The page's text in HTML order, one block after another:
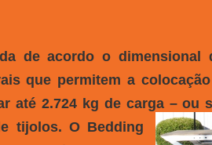
de acordo o
que permitem a
até 2.724 kg de carga – ou
tijolos. O Bedding